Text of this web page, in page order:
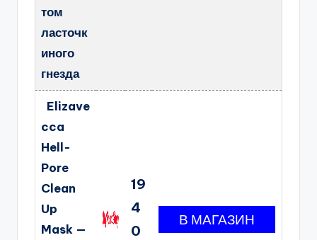
том
ласточк
иного
гнезда
Elizave
cca
Hell-
Pore
Clean
Up
Mask —
19
4
0